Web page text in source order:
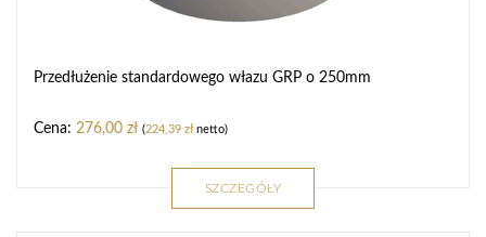
Przedłużenie standardowego włazu GRP o 250mm
276,00 zł (224,39 złnetto)
SZCZEGÓŁY